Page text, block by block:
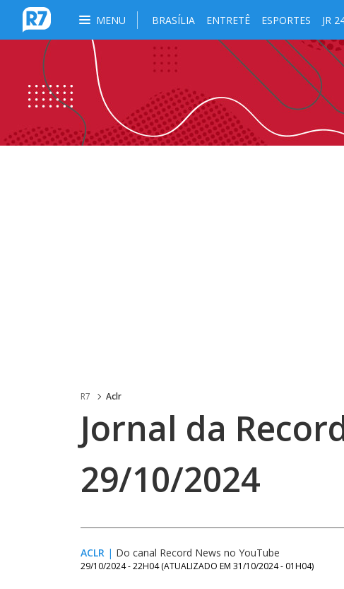
MENU BRASÍLIA ENTRETÊ ESPORTES JR
R7 Aclr
Jornal da
29/10/2024
ACLR | Do canal Record News no YouTube
29/10/2024 - 22H04 (ATUALIZADO EM 31/10/2024 - 01H04)